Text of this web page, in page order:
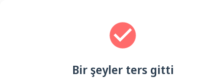
Bir şeyler ters gitti